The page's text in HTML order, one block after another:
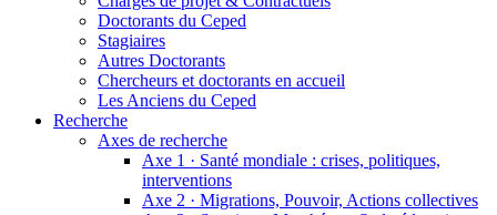
Doctorants du Ceped
Stagiaires
Autres Doctorants
Chercheurs et doctorants en accueil
Les Anciens du Ceped
Recherche
Axes de recherche
Axe 1 · Santé mondiale : crises, politiques,
interventions
Axe 2 · Migrations, Pouvoir, Actions collectives